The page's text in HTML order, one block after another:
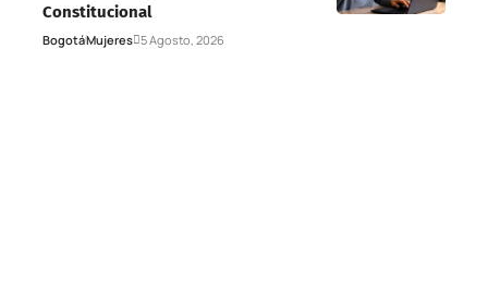
Constitucional
BogotáMujeres 5 Agosto, 2026